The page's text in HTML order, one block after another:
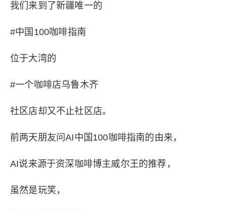
我们来到了新疆唯一的
#中国100咖啡指南
位于大湾的
#一个咖啡店乌鲁木齐
社区店却又不止社区店。
前两天朋友问AI中国100咖啡指南的由来，
AI说来源于资深咖啡博主威尔王的推荐，
虽然是玩笑，